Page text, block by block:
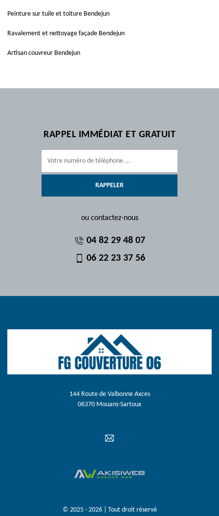
Peinture sur tuile et toiture Bendejun
Ravalement et nettoyage façade Bendejun
Artisan couvreur Bendejun
RAPPEL IMMÉDIAT ET GRATUIT
ou contactez-nous
04 82 29 48 07
06 22 23 37 56
144 Route de Valbonne Axces
06370 Mouans-Sartoux
© 2025 - 2026 | Tout droit réservé